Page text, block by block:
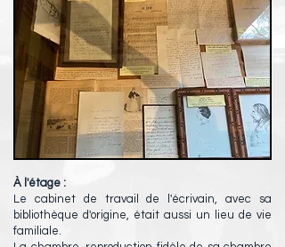
À l'étage :
Le cabinet de travail de l'écrivain, avec sa
bibliothèque d'origine, était aussi un lieu de vie
familiale.